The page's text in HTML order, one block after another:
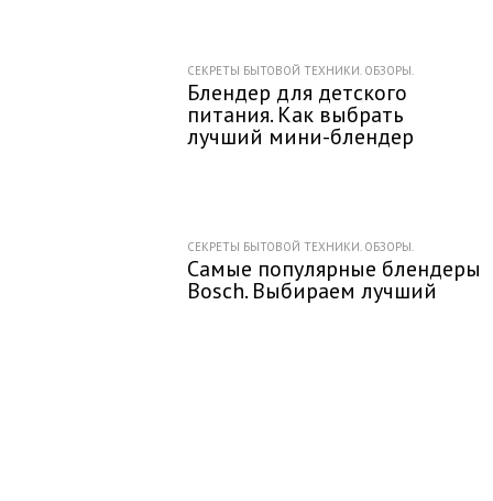
СЕКРЕТЫ БЫТОВОЙ ТЕХНИКИ. ОБЗОРЫ.
Блендер для детского
питания. Как выбрать
лучший мини-блендер
СЕКРЕТЫ БЫТОВОЙ ТЕХНИКИ. ОБЗОРЫ.
Самые популярные блендеры
Bosch. Выбираем лучший